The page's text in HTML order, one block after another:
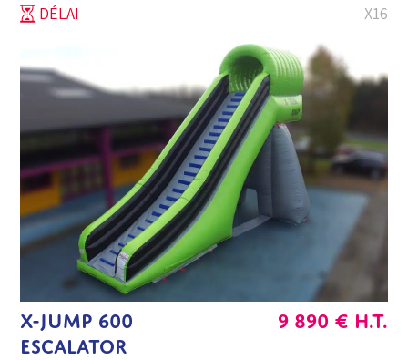
DÉLAI X16
X-JUMP 600
ESCALATOR
9 890 € H.T.